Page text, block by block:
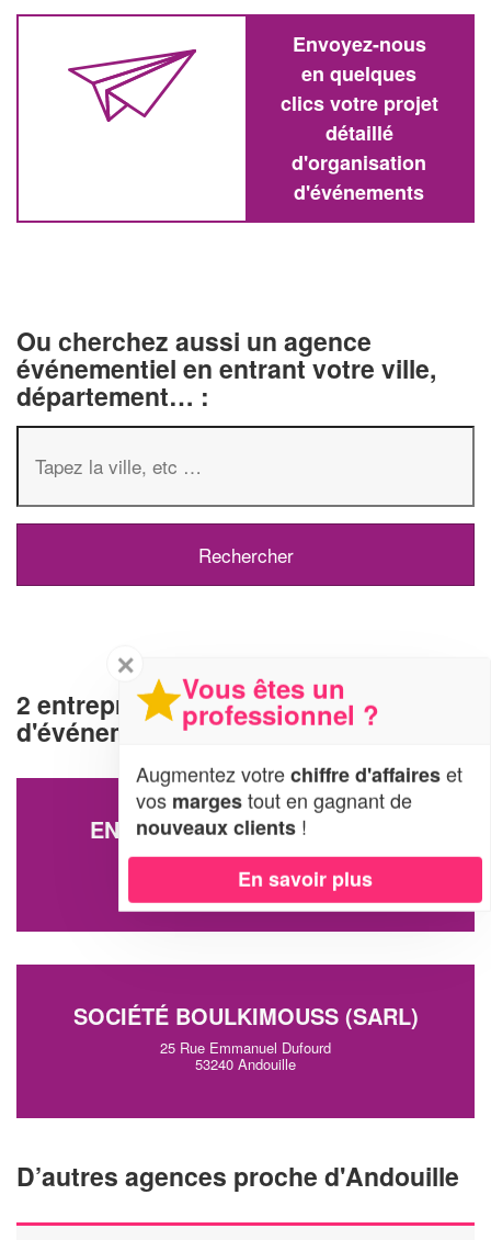
Envoyez-nous
en quelques
clics votre projet
détaillé
d'organisation
d'événements
Ou cherchez aussi un agence
événementiel en entrant votre ville,
département… :
2 entreprises d'organisation
d'événements à Andouille (53240)
ENTREPRISE CHENU NOEMIE
2 Rue De L'hotel De Ville
53240 Andouille
SOCIÉTÉ BOULKIMOUSS (SARL)
25 Rue Emmanuel Dufourd
53240 Andouille
D’autres agences proche d'Andouille
✕
Vous êtes un
professionnel ?
Augmentez votrechiffre d'affaireset
vos margestout en gagnant de
nouveaux clients !
En savoir plus